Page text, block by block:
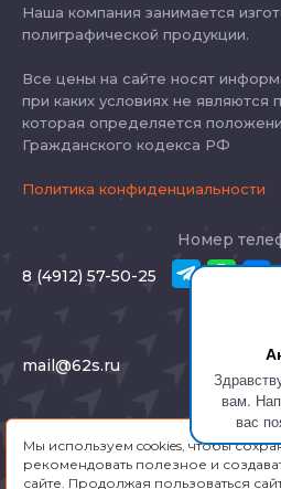
вам.
вас
Наша компания занимается
полиграфической продукции.
Все цены на сайте носят
при каких условиях не являются
которая определяется
Гражданского кодекса РФ
Политика конфиденциальности
Номер
8 (4912) 57-50-25
mail@62s.ru
Адрес
Рязань, Соборная 46
Мы используем cookies, чтобы
рекомендовать полезное и
сайте. Продолжая пользоваться